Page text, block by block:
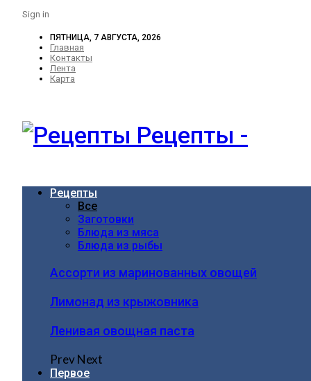
Sign in
ПЯТНИЦА, 7 АВГУСТА, 2026
Главная
Контакты
Лента
Карта
Рецепты -
Рецепты
Все
Заготовки
Блюда из мяса
Блюда из рыбы
Ассорти из маринованных овощей
Лимонад из крыжовника
Ленивая овощная паста
PrevNext
Первое